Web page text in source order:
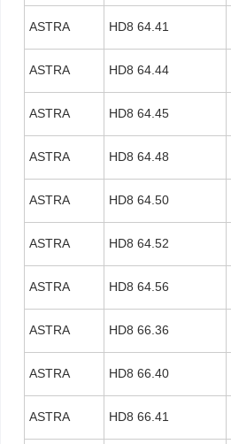
ASTRA HD8 64.41
ASTRA HD8 64.44
ASTRA HD8 64.45
ASTRA HD8 64.48
ASTRA HD8 64.50
ASTRA HD8 64.52
ASTRA HD8 64.56
ASTRA HD8 66.36
ASTRA HD8 66.40
ASTRA HD8 66.41